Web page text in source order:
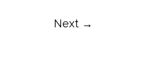
Next →